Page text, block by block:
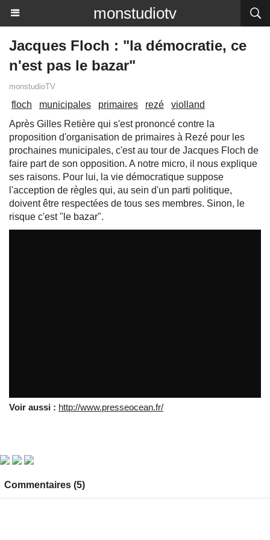
monstudiotv
Jacques Floch : "la démocratie, ce
n'est pas le bazar"
monstudioTV
floch municipales primaires rezé
violland
Après Gilles Retière qui s'est prononcé contre la
proposition d'organisation de primaires à Rezé pour les
prochaines municipales, c'est au tour de Jacques Floch de
faire part de son opposition. A notre micro, il nous explique
ses raisons. Pour lui, la vie démocratique suppose
l'acception de règles qui, au sein d'un parti politique,
doivent être respectées de tous ses membres. Sinon, le
risque c'est "le bazar".
Voir aussi : http://www.presseocean.fr/
Commentaires (5)